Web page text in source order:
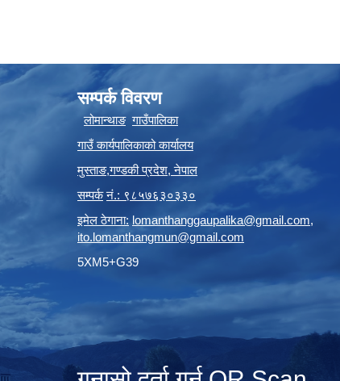
सम्पर्क विवरण
लोमान्थाङ गाउँपालिका
गाउँ कार्यपालिकाको कार्यालय
मुस्ताङ,गण्डकी प्रदेश,नेपाल
सम्पर्क नं.: ९८५७६३०३३०
इमेल ठेगाना: lomanthanggaupalika@gmail.com,
ito.lomanthangmun@gmail.com
5XM5+G39